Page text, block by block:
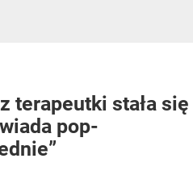
terapeutki stała się
pop-